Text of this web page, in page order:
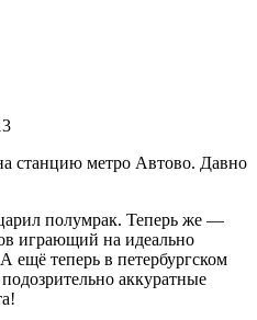
станцию метро Автово. Давно
полумрак. Теперь же —
играющий на идеально
теперь в петербургском
подозрительно аккуратные